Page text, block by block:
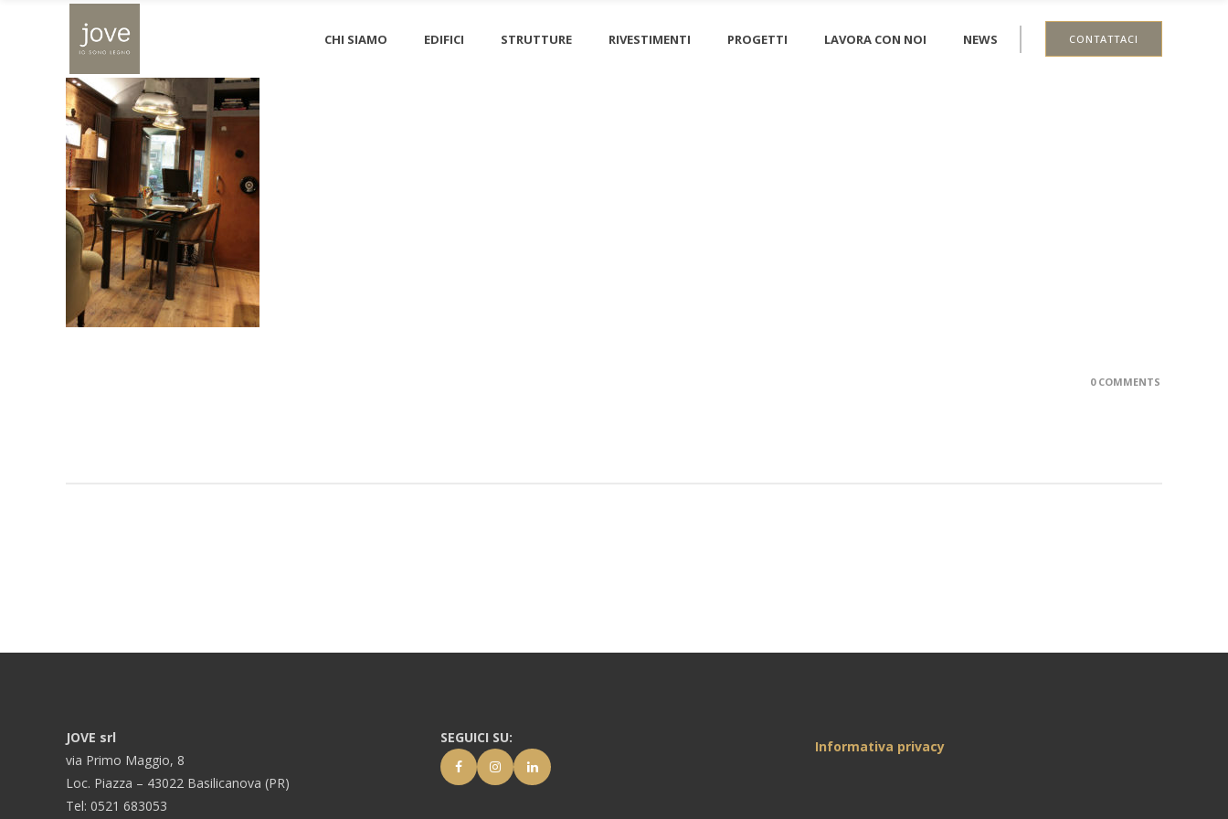
CHI SIAMO EDIFICI STRUTTURE RIVESTIMENTI PROGETTI LAVORA CON NOI NEWS CONTATTACI
rivestimento_interno_02
0 COMMENTS
JOVE srl
via Primo Maggio, 8
Loc. Piazza – 43022 Basilicanova (PR)
Tel: 0521 683053
SEGUICI SU:
Informativa privacy